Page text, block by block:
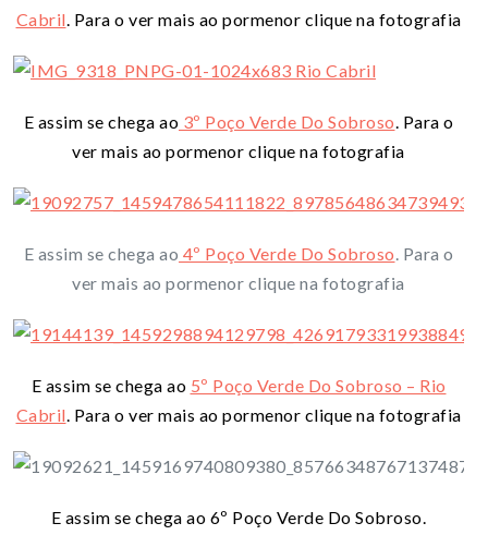
Cabril. Para o ver mais ao pormenor clique na fotografia
E assim se chega ao 3º Poço Verde Do Sobroso. Para o
ver mais ao pormenor clique na fotografia
E assim se chega ao 4º Poço Verde Do Sobroso. Para o
ver mais ao pormenor clique na fotografia
E assim se chega ao 5º Poço Verde Do Sobroso – Rio
Cabril. Para o ver mais ao pormenor clique na fotografia
E assim se chega ao 6º Poço Verde Do Sobroso.